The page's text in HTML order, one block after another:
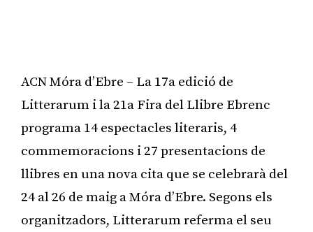
ACN Móra d’Ebre – La 17a edició de
Litterarum i la 21a Fira del Llibre Ebrenc
programa 14 espectacles literaris, 4
commemoracions i 27 presentacions de
llibres en una nova cita que se celebrarà del
24 al 26 de maig a Móra d’Ebre. Segons els
organitzadors, Litterarum referma el seu